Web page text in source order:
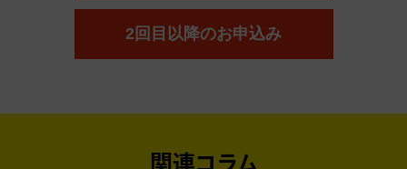
2回目以降のお申込み